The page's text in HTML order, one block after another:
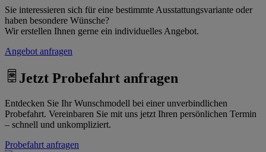
Sie interessieren sich für eine bestimmte Ausstattungsvariante oder
haben besondere Wünsche?
Wir erstellen Ihnen gerne ein individuelles Angebot.
Angebot anfragen
Jetzt Probefahrt anfragen
Entdecken Sie Ihr Wunschmodell bei einer unverbindlichen
Probefahrt. Vereinbaren Sie mit uns jetzt Ihren persönlichen Termin
– schnell und unkompliziert.
Probefahrt anfragen